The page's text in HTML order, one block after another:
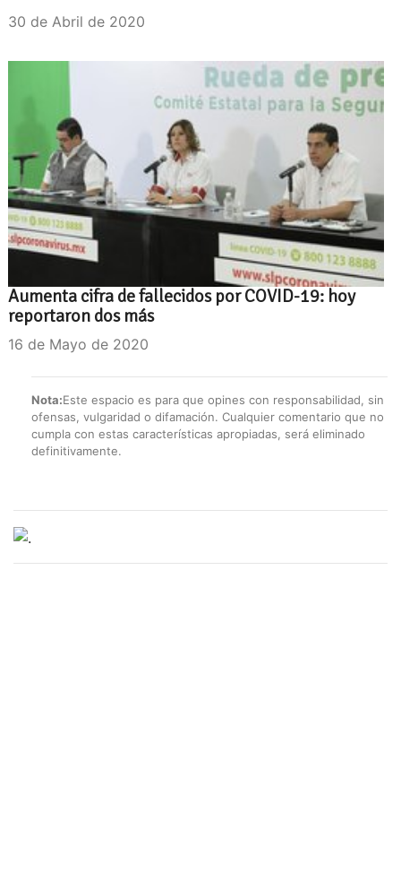
30 de Abril de 2020
Aumenta cifra de fallecidos por COVID-19: hoy
reportaron dos más
16 de Mayo de 2020
Nota:Este espacio es para que opines con responsabilidad, sin
ofensas, vulgaridad o difamación. Cualquier comentario que no
cumpla con estas características apropiadas, será eliminado
definitivamente.